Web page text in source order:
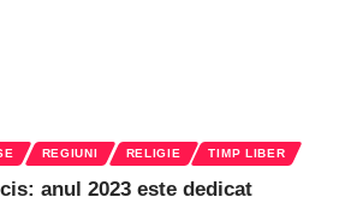
REGIUNI RELIGIE TIMP LIBER
anul 2023 este dedicat